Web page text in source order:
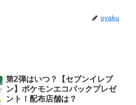
oyaku
第2弾はいつ？【セブンイレブ
ン】ポケモンエコバックプレゼ
ント！配布店舗は？